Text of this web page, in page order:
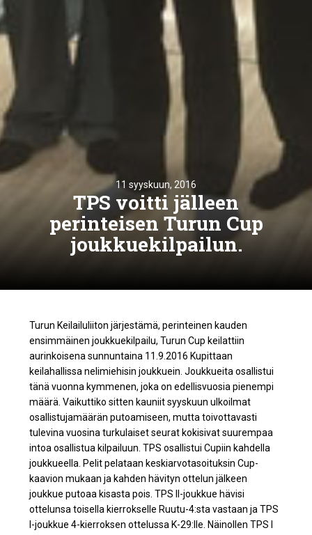
11 syyskuun, 2016
TPS voitti jälleen
perinteisen Turun Cup
joukkuekilpailun.
Turun Keilailuliiton järjestämä, perinteinen kauden
ensimmäinen joukkuekilpailu, Turun Cup keilattiin
aurinkoisena sunnuntaina 11.9.2016 Kupittaan
keilahallissa nelimiehisin joukkuein. Joukkueita osallistui
tänä vuonna kymmenen, joka on edellisvuosia pienempi
määrä. Vaikuttiko sitten kauniit syyskuun ulkoilmat
osallistujamäärän putoamiseen, mutta toivottavasti
tulevina vuosina turkulaiset seurat kokisivat suurempaa
intoa osallistua kilpailuun. TPS osallistui Cupiin kahdella
joukkueella. Pelit pelataan keskiarvotasoituksin Cup-
kaavion mukaan ja kahden hävityn ottelun jälkeen
joukkue putoaa kisasta pois. TPS II-joukkue hävisi
ottelunsa toisella kierrokselle Ruutu-4:sta vastaan ja TPS
I-joukkue 4-kierroksen ottelussa K-29:lle. Näinollen TPS I